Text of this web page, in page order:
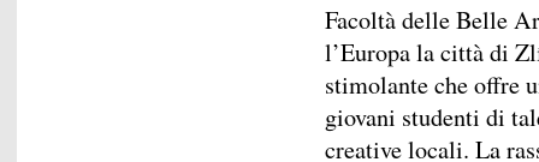
Facoltà delle Belle
l’Europa la città di
stimolante che offre
giovani studenti di
creative locali. La